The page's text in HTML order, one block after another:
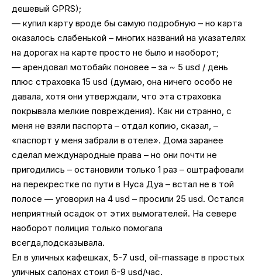
дешевый GPRS);
— купил карту вроде бы самую подробную – но карта
оказалось слабенькой – многих названий на указателях
на дорогах на карте просто не было и наоборот;
— арендовал мотобайк поновее – за ~ 5 usd / день
плюс страховка 15 usd (думаю, она ничего особо не
давала, хотя они утверждали, что эта страховка
покрывала мелкие повреждения). Как ни странно, с
меня не взяли паспорта – отдал копию, сказал, –
«паспорт у меня забрали в отеле». Дома заранее
сделал международные права – но они почти не
пригодились – остановили только 1 раз – оштрафовали
на перекрестке по пути в Нуса Дуа – встал не в той
полосе — уговорил на 4 usd – просили 25 usd. Остался
неприятный осадок от этих вымогателей. На севере
наоборот полиция только помогала
всегда,подсказывала.
Ел в уличных кафешках, 5-7 usd, oil-massage в простых
уличных салонах стоил 6-9 usd/час.